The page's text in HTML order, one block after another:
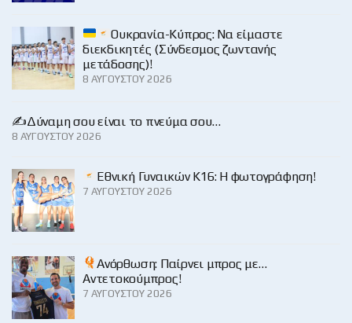
Ουκρανία-Κύπρος: Να είμαστε
διεκδικητές (Σύνδεσμος ζωντανής
μετάδοσης)!
8 ΑΥΓΟΎΣΤΟΥ 2026
✍️Δύναμη σου είναι το πνεύμα σου…
8 ΑΥΓΟΎΣΤΟΥ 2026
Εθνική Γυναικών Κ16: Η φωτογράφηση!
7 ΑΥΓΟΎΣΤΟΥ 2026
Ανόρθωση: Παίρνει μπρος με…
Αντετοκούμπρος!
7 ΑΥΓΟΎΣΤΟΥ 2026